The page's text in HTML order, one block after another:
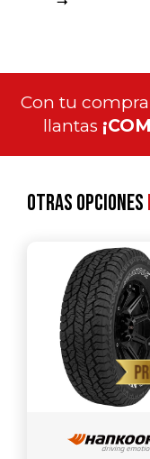
Con tu
llantas
Otras opciones